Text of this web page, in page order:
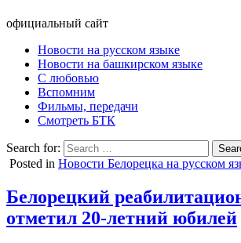
официальный сайт
Новости на русском языке
Новости на башкирском языке
С любовью
Вспомним
Фильмы, передачи
Смотреть БТК
Search for:
Posted in Новости Белорецка на русском
Белорецкий
отметил 20-летний юбилей